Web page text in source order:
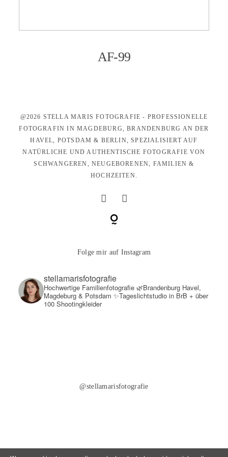
AF-99
@2026 STELLA MARIS FOTOGRAFIE - PROFESSIONELLE
FOTOGRAFIN IN MAGDEBURG, BRANDENBURG AN DER
HAVEL, POTSDAM & BERLIN, SPEZIALISIERT AUF
NATÜRLICHE UND AUTHENTISCHE FOTOGRAFIE VON
SCHWANGEREN, NEUGEBORENEN, FAMILIEN &
HOCHZEITEN.
Folge mir auf Instagram
@stellamarisfotografie
stellamarisfotografie
Hochwertige Familienfotografie🌿Brandenburg Havel,
Magdeburg & Potsdam ✨Tageslichtstudio in BrB + über
100 Shootingkleider